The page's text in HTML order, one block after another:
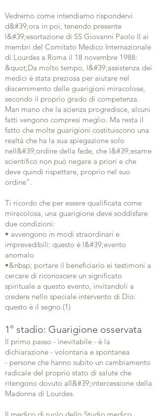
Vedremo come intendiamo rispondervi
d&#39;ora in poi, tenendo presente
l&#39;esortazione di SS Giovanni Paolo II ai
membri del Comitato Medico Internazionale
di Lourdes a Roma il 18 novembre 1988:
&quot;Da molto tempo, l&#39;assistenza dei
medici è stata preziosa per aiutare nel
discernimento delle guarigioni miracolose,
secondo il proprio grado di competenza.
Man mano che la scienza progredisce, alcuni
fatti vengono compresi meglio. Ma resta il
fatto che molte guarigioni costituiscono una
realtà che ha la sua spiegazione solo
nell&#39;ordine della fede, che l&#39;esame
scientifico non può negare a priori e che
deve quindi rispettare, proprio nel suo
ordine”.
Ti ricordo che per essere qualificata come
miracolosa, una guarigione deve soddisfare
due condizioni:
• avvengono in modi straordinari e
imprevedibili: questo è l&#39;evento
anomalo
•&nbsp; portare il beneficiario ei testimoni a
cercare di riconoscere un significato
spirituale a questo evento, invitandoli a
credere nello speciale intervento di Dio:
questo è il segno.(1)
1° stadio: Guarigione osservata
Il primo passo - inevitabile - è la
dichiarazione - volontaria e spontanea
- persone che hanno subito un cambiamento
radicale del proprio stato di salute che
ritengono dovuto all&#39;intercessione della
Madonna di Lourdes.